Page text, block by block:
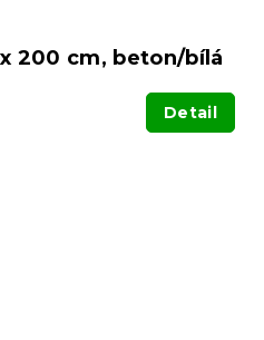
x 200 cm, beton/bílá
Detail